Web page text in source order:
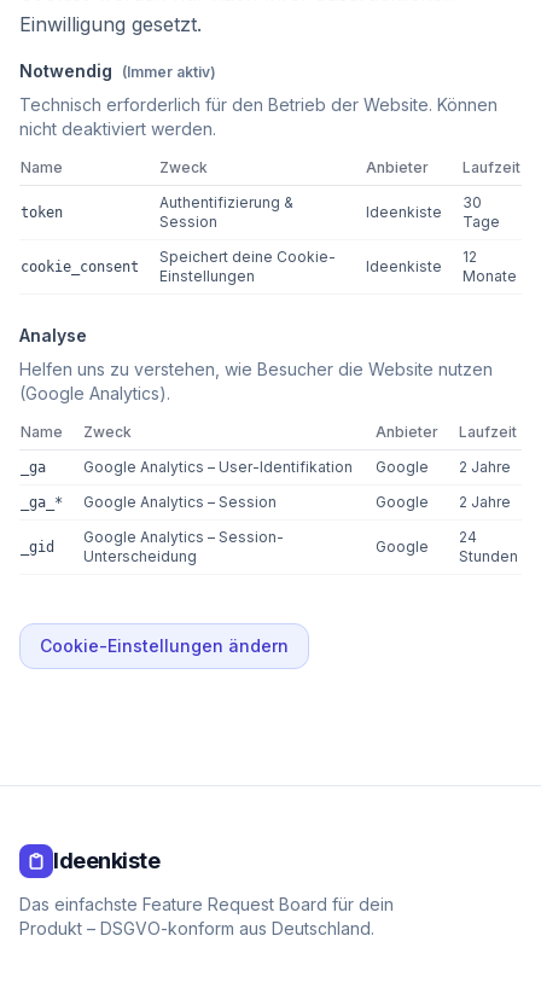
Einwilligung gesetzt.
Notwendig (Immer aktiv)
Technisch erforderlich für den Betrieb der Website. Können
nicht deaktiviert werden.
Name Zweck Anbieter Laufzeit
token
Authentifizierung &
Session
Ideenkiste
30
Tage
cookie_consent
Speichert deine Cookie-
Einstellungen
Ideenkiste
12
Monate
Analyse
Helfen uns zu verstehen, wie Besucher die Website nutzen
(Google Analytics).
Name Zweck Anbieter Laufzeit
_ga Google Analytics – User-Identifikation Google 2 Jahre
_ga_* Google Analytics – Session Google 2 Jahre
_gid
Google Analytics – Session-
Unterscheidung
Google
24
Stunden
Cookie-Einstellungen ändern
Ideenkiste
Das einfachste Feature Request Board für dein
Produkt – DSGVO-konform aus Deutschland.